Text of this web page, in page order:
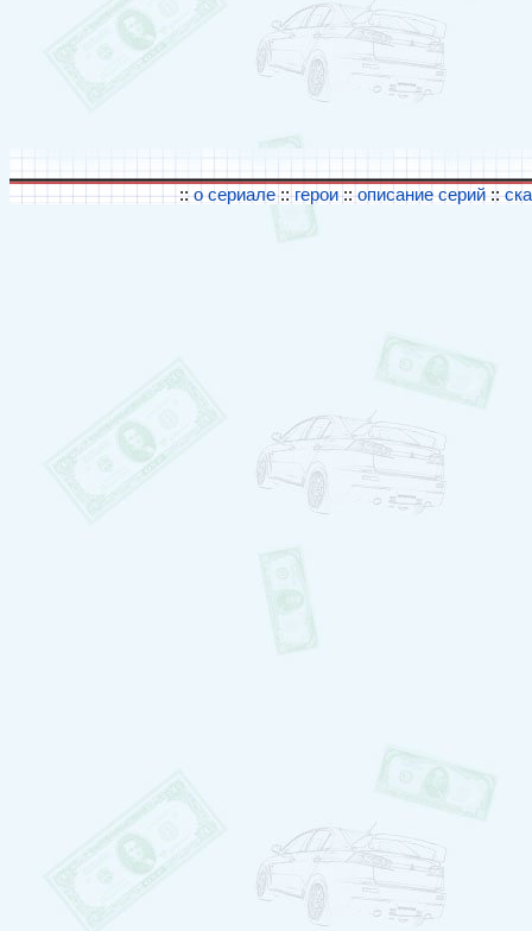
:: о сериале:: герои::описание серий::